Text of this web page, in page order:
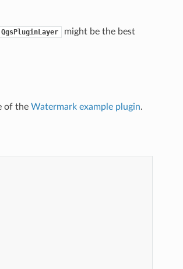
QgsPluginLayer
might be the best
of the Watermark example plugin.